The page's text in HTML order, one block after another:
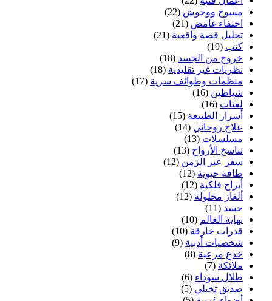
مسوخ ووحوش (22)
اختفاء غامض (21)
تحليل قصة واقعية (21)
كتب (19)
خروج من الجسد (18)
نظريات غير تقليدية (18)
منظمات وطوائف سرية (17)
شياطين (16)
لعنات (16)
أسرار الطبيعة (15)
علاج روحاني (14)
مسلسلات (13)
تناسخ الأرواح (13)
سفر عبر الزمن (12)
طاقة حيوية (12)
أبراج فلكية (12)
ألغاز محلولة (12)
حسد (11)
نهاية العالم (10)
قدرات خارقة (10)
شخصيات أدبية (9)
خدع مرعبة (8)
ملائكة (7)
ظلال سوداء (6)
صديق تخيلي (5)